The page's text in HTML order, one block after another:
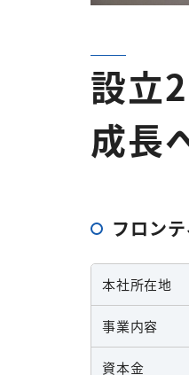
設立
成長
フロン
本社所在地
事業内容
資本金